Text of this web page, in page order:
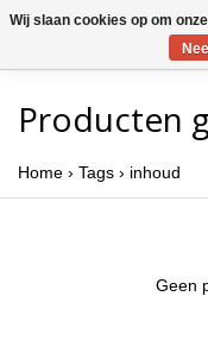
Producten
Home › Tags › inhoud
Geen
Wij slaan cookies op om
Nee